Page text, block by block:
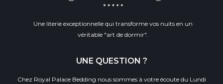
Une literie exceptionnelle qui transforme vos nuits en un
véritable "art de dormir".
UNE QUESTION ?
Chez Royal Palace Bedding nous sommes à votre écoute du Lundi